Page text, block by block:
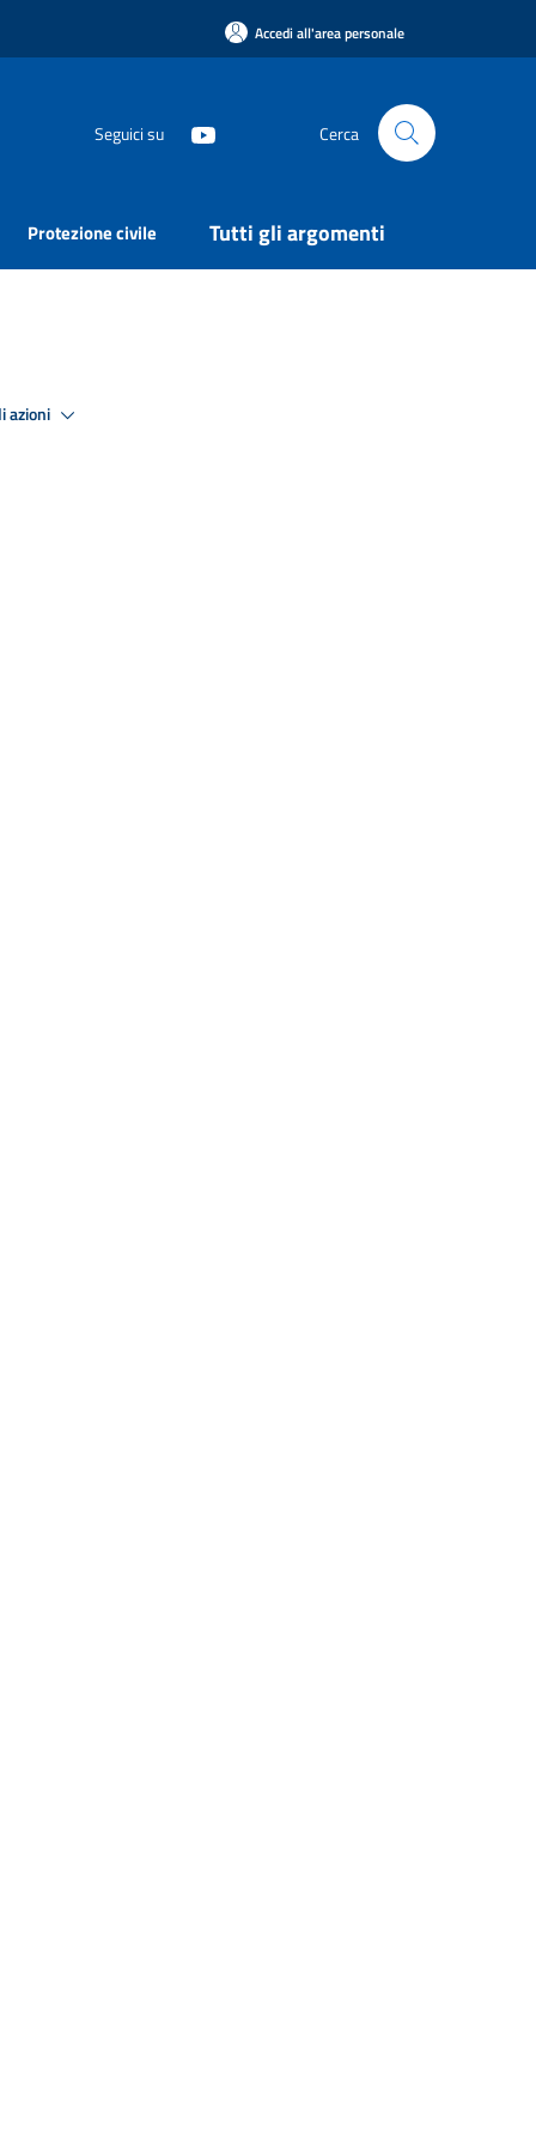
Accedi all'area personale
Seguici su Cerca
Protezione civile Tutti gli argomenti
azioni